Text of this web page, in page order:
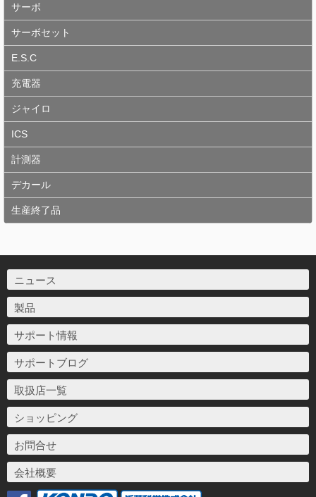
サーボ
サーボセット
E.S.C
充電器
ジャイロ
ICS
計測器
デカール
生産終了品
ニュース
製品
サポート情報
サポートブログ
取扱店一覧
ショッピング
お問合せ
会社概要